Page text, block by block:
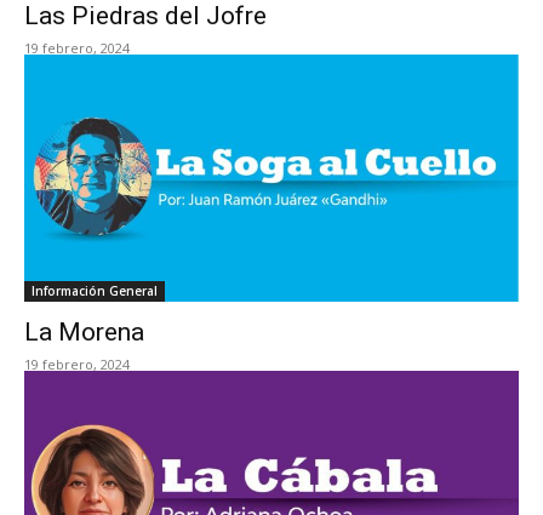
Las Piedras del Jofre
19 febrero, 2024
Información General
La Morena
19 febrero, 2024